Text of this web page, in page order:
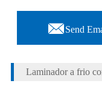
Send
Laminador a frio